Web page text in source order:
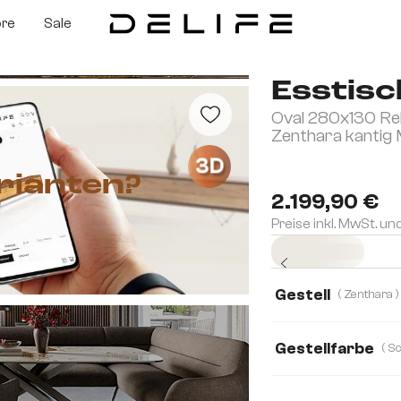
Sale
Oval 280x130
Zenthara kantig
2.199,90 €
Preise inkl. MwSt.
Gestell ( Zenthara )
Gestellfarbe
3D